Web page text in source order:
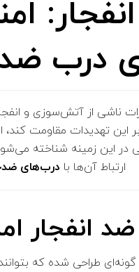
درب
ناشی از آتش‌سوزی و انفجار
این تهدیدات مقاومت
در این زمینه شناخته
ارتباط آن‌ها با درب‌های
انفجار
طراحی شده‌ که